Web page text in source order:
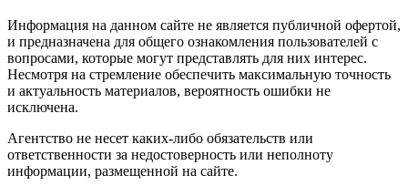
Информация на данном сайте не является публичной офертой,
и предназначена для общего ознакомления пользователей с
вопросами, которые могут представлять для них интерес.
Несмотря на стремление обеспечить максимальную точность
и актуальность материалов, вероятность ошибки не
исключена.
Агентство не несет каких-либо обязательств или
ответственности за недостоверность или неполноту
информации, размещенной на сайте.